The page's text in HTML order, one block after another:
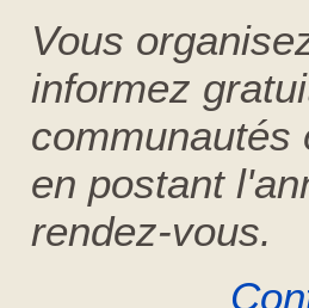
Vous
informez
communautés
en postant
rendez-vous.